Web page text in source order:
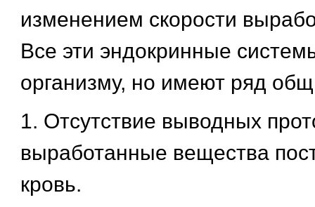
изменением скорости
Все эти эндокринные
организму, но имеют ряд
1. Отсутствие выводных
выработанные вещества
кровь.